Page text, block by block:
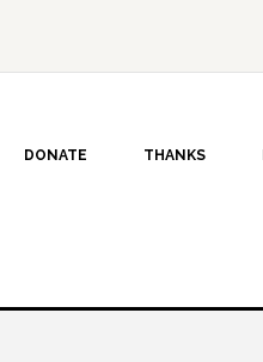
DONATE THANKS